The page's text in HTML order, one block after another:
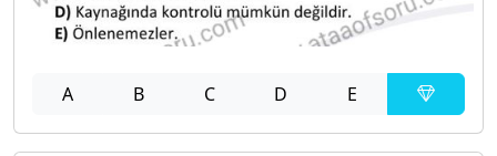
A B C D E